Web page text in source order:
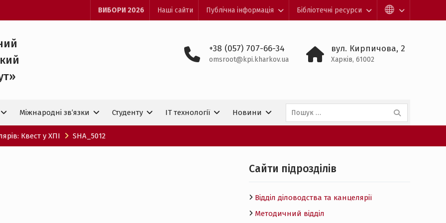
ВИБОРИ 2026 Наші сайти Публічна інформація Бібліотечні ресурси
+38 (057) 707-66-34
omsroot@kpi.kharkov.ua
вул. Кирпичова, 2
Харків, 61002
Міжнародні зв’язки Студенту IT технологiї Новини
Пошук:
Квест у ХПІ SHA_5012
Cайти підрозділів
Відділ діловодства та канцелярії
Методичний відділ